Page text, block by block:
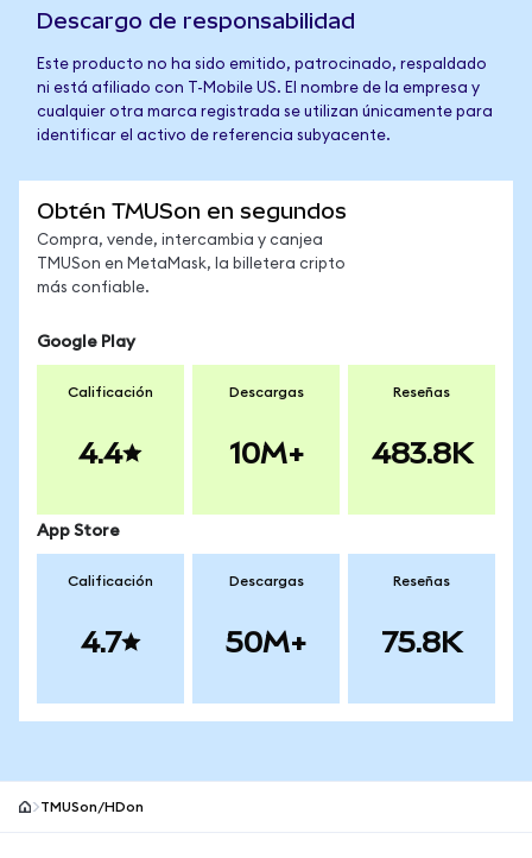
Descargo de responsabilidad
Este producto no ha sido emitido, patrocinado, respaldado
ni está afiliado con T-Mobile US. El nombre de la empresa y
cualquier otra marca registrada se utilizan únicamente para
identificar el activo de referencia subyacente.
Obtén TMUSon en segundos
Compra, vende, intercambia y canjea
TMUSon en MetaMask, la billetera cripto
más confiable.
Google Play
Calificación
4.4
Descargas
10M+
Reseñas
483.8K
App Store
Calificación
4.7
Descargas
50M+
Reseñas
75.8K
TMUSon/HDon